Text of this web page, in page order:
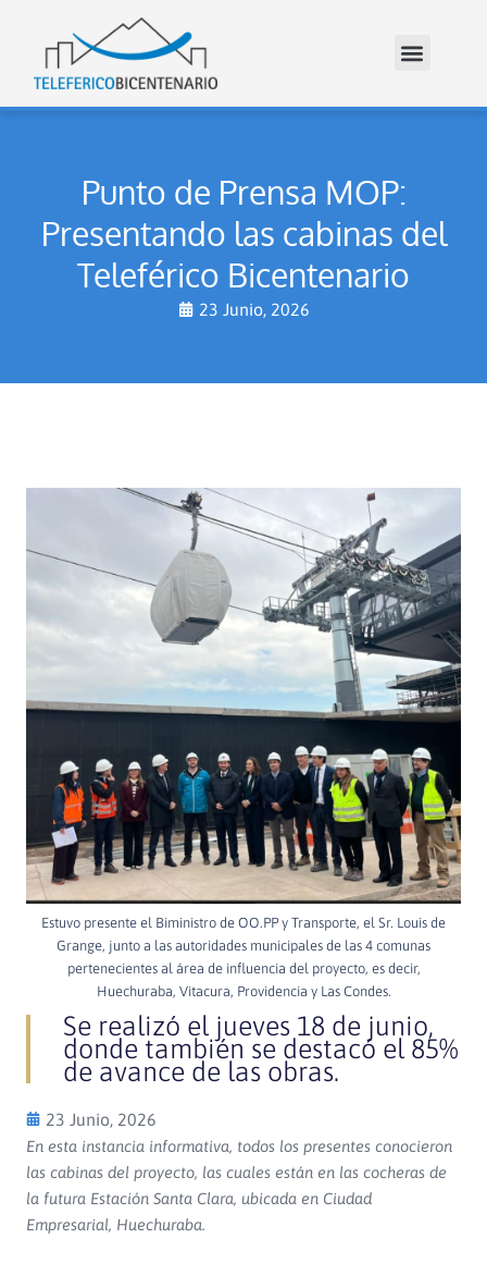
Punto de Prensa MOP:
Presentando las cabinas del
Teleférico Bicentenario
23 Junio, 2026
Estuvo presente el Biministro de OO.PP y Transporte, el Sr. Louis de
Grange, junto a las autoridades municipales de las 4 comunas
pertenecientes al área de influencia del proyecto, es decir,
Huechuraba, Vitacura, Providencia y Las Condes.
Se realizó el jueves 18 de junio,
donde también se destacó el 85%
de avance de las obras.
23 Junio, 2026
En esta instancia informativa, todos los presentes conocieron
las cabinas del proyecto, las cuales están en las cocheras de
la futura Estación Santa Clara, ubicada en Ciudad
Empresarial, Huechuraba.